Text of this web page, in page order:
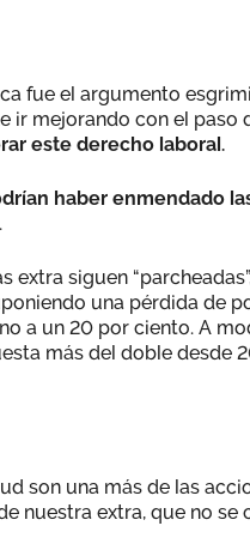
fue el argumento
ir mejorando con el paso
este derecho laboral.
haber enmendado
extra siguen
una pérdida de
a un 20 por ciento. A
más del doble desde
son una más de las
nuestra extra, que no se